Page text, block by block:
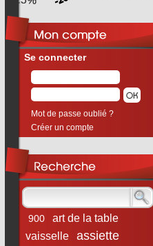
Se connecter
Mot de passe oublié ?
Créer un compte
900
art de la table
vaisselle
assiette